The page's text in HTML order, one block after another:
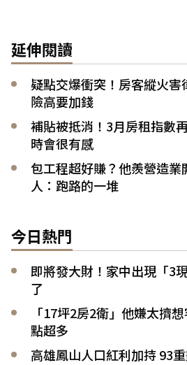
延伸閱讀
疑點交爆衝突！房客縱火害
險高要加錢
補貼被抵消！3月房租指數
時會很有感
包工程超好賺？他羨營造業
人：跑路的一堆
今日熱門
即將發大財！家中出現「3
了
「17坪2房2衛」他嫌太擠
點超多
高雄鳳山人口紅利加持 93